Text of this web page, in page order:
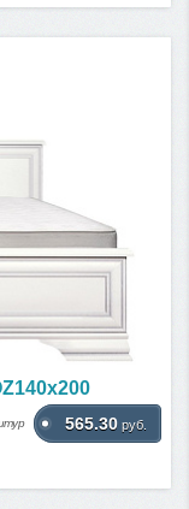
565.30 руб.